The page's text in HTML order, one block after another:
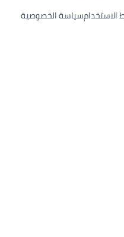
سياسة الخصوصية